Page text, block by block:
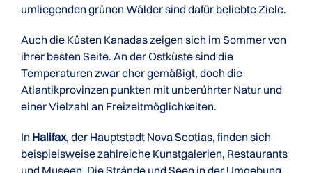
umliegenden grünen Wälder sind dafür beliebte Ziele.
Auch die Küsten Kanadas zeigen sich im Sommer von
ihrer besten Seite. An der Ostküste sind die
Temperaturen zwar eher gemäßigt, doch die
Atlantikprovinzen punkten mit unberührter Natur und
einer Vielzahl an Freizeitmöglichkeiten.
In Halifax, der Hauptstadt Nova Scotias, finden sich
beispielsweise zahlreiche Kunstgalerien, Restaurants
und Museen. Die Strände und Seen in der Umgebung